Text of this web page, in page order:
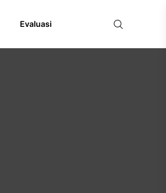
Evaluasi